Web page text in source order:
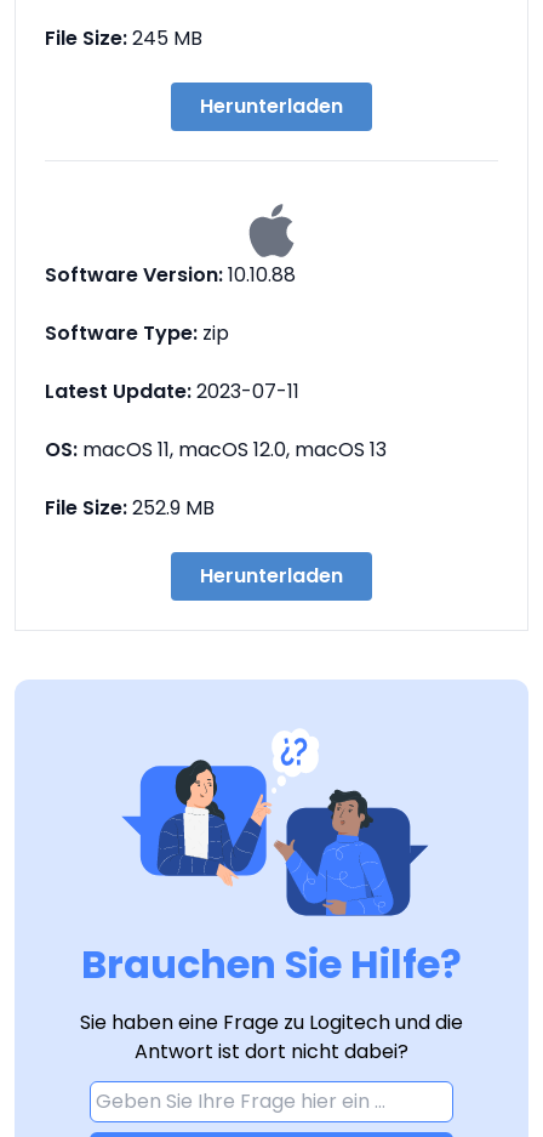
File Size:245 MB
Herunterladen
Software Version:10.10.88
Software Type: zip
Latest Update:2023-07-11
OS: macOS 11, macOS 12.0, macOS 13
File Size:252.9 MB
Herunterladen
Brauchen Sie Hilfe?
Sie haben eine Frage zu Logitech und die
Antwort ist dort nicht dabei?